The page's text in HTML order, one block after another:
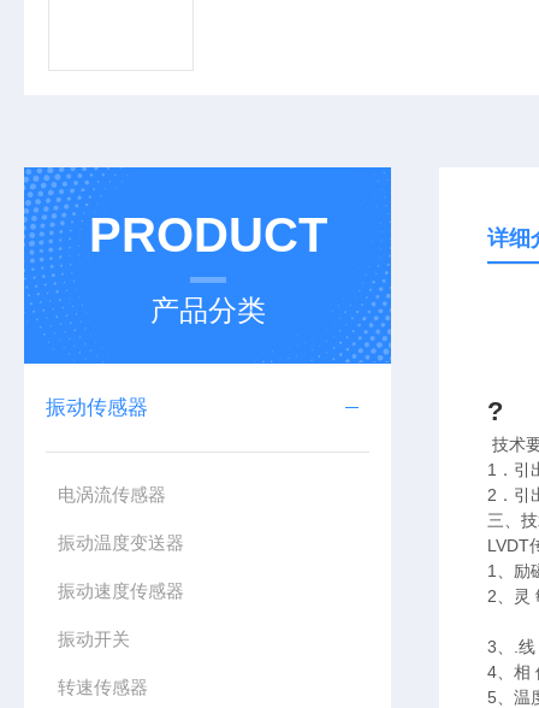
PRODUCT
产品分类
振动传感器
电涡流传感器
振动温度变送器
振动速度传感器
振动开关
转速传感器
详细
?
技术
1．引
2．
三、
LVDT
1、励
2、灵
3、.
4、相
5、温